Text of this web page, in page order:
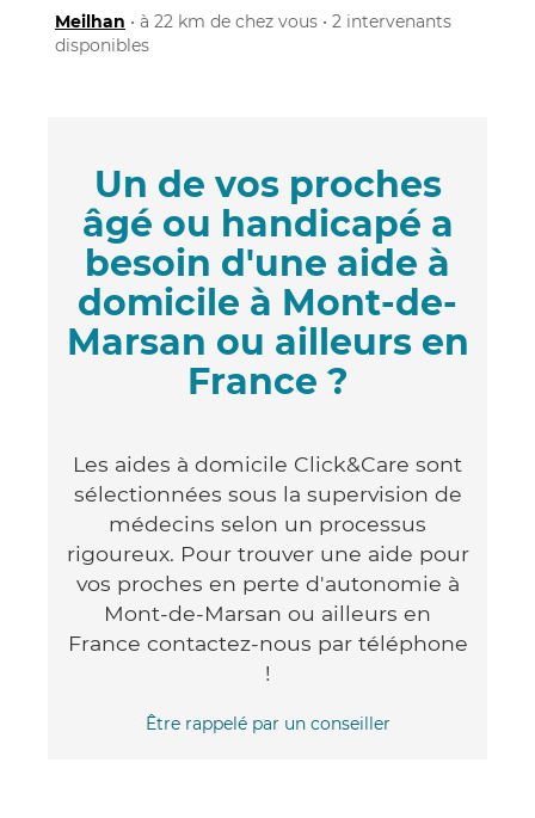
Meilhan • à 22 km de chez vous • 2 intervenants
disponibles
Un de vos proches
âgé ou handicapé a
besoin d'une aide à
domicile à Mont-de-
Marsan ou ailleurs en
France ?
Les aides à domicile Click&Care sont
sélectionnées sous la supervision de
médecins selon un processus
rigoureux. Pour trouver une aide pour
vos proches en perte d'autonomie à
Mont-de-Marsan ou ailleurs en
France contactez-nous par téléphone
!
Être rappelé par un conseiller